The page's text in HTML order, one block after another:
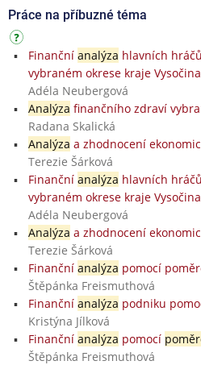
Práce na příbuzné téma
Finanční analýza hlavních
vybraném okrese kraje Vysočina
Adéla Neubergová
Analýza finančního zdraví
Radana Skalická
Analýza a zhodnocení
Terezie Šárková
Finanční analýza hlavních
vybraném okrese kraje Vysočina
Adéla Neubergová
Analýza a zhodnocení
Terezie Šárková
Finanční analýza pomocí
Štěpánka Freismuthová
Finanční analýza podniku
Kristýna Jílková
Finanční analýza pomocí
Štěpánka Freismuthová